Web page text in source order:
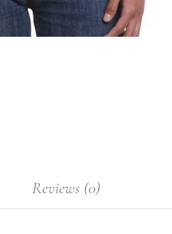
Reviews (0)